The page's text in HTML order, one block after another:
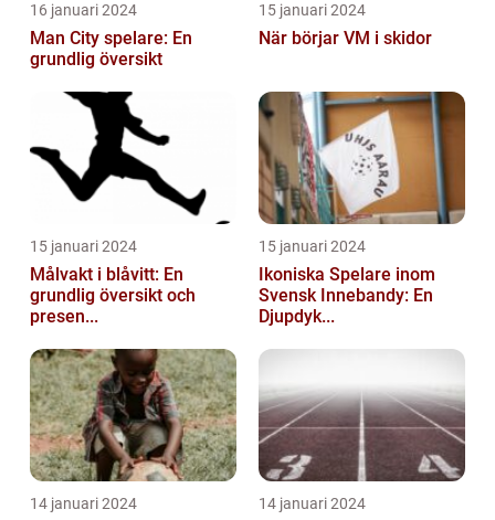
16 januari 2024
Man City spelare: En
grundlig översikt
15 januari 2024
När börjar VM i skidor
15 januari 2024
Målvakt i blåvitt: En
grundlig översikt och
presen...
15 januari 2024
Ikoniska Spelare inom
Svensk Innebandy: En
Djupdyk...
14 januari 2024 14 januari 2024